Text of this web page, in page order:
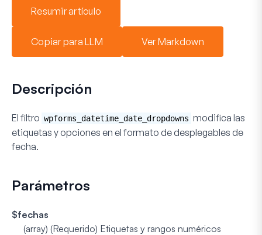
Resumir artículo
Copiar para LLM Ver Markdown
Descripción
El filtro wpforms_datetime_date_dropdowns modifica las
etiquetas y opciones en el formato de desplegables de
fecha.
Parámetros
$fechas
(array) (Requerido) Etiquetas y rangos numéricos